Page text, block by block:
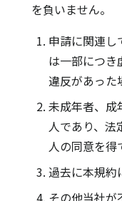
を負いません。
申請に関連し
は一部につき
違反があった
未成年者、成
人であり、法
人の同意を得
過去に本規約
その他当社が